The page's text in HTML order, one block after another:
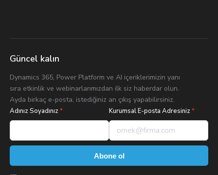
Güncel kalın
Dynamics 365, Power Platform ve AI içeriklerimizin yanı
sıra etkinlik ve webinarlarımızdan ilk siz haberdar olun.
Ayda birkaç e-posta, istediğiniz an çıkış yapabilirsiniz.
Adınız Soyadınız* Kurumsal E-posta Adresiniz*
Abone ol